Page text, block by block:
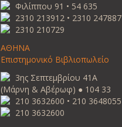
Φιλίππου 91 • 54 635
2310 213912 • 2310 247887
2310 210729
ΑΘΗΝΑ
Επιστημονικό Βιβλιοπωλείο
3ης Σεπτεμβρίου 41Α
(Μάρνη & Αβέρωφ) ● 104 33
210 3632600 • 210 3648055
210 3632600